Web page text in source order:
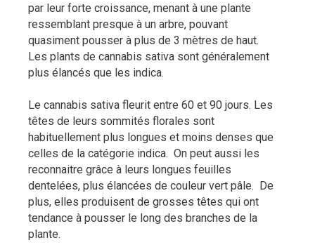
par leur forte croissance, menant à une plante
ressemblant presque à un arbre, pouvant
quasiment pousser à plus de 3 mètres de haut.
Les plants de cannabis sativa sont généralement
plus élancés que les indica.
Le cannabis sativa fleurit entre 60 et 90 jours. Les
têtes de leurs sommités florales sont
habituellement plus longues et moins denses que
celles de la catégorie indica. On peut aussi les
reconnaitre grâce à leurs longues feuilles
dentelées, plus élancées de couleur vert pâle. De
plus, elles produisent de grosses têtes qui ont
tendance à pousser le long des branches de la
plante.